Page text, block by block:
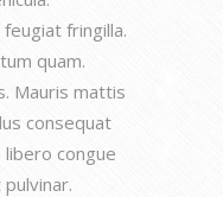
fringilla.
quam.
Mauris mattis
consequat
congue